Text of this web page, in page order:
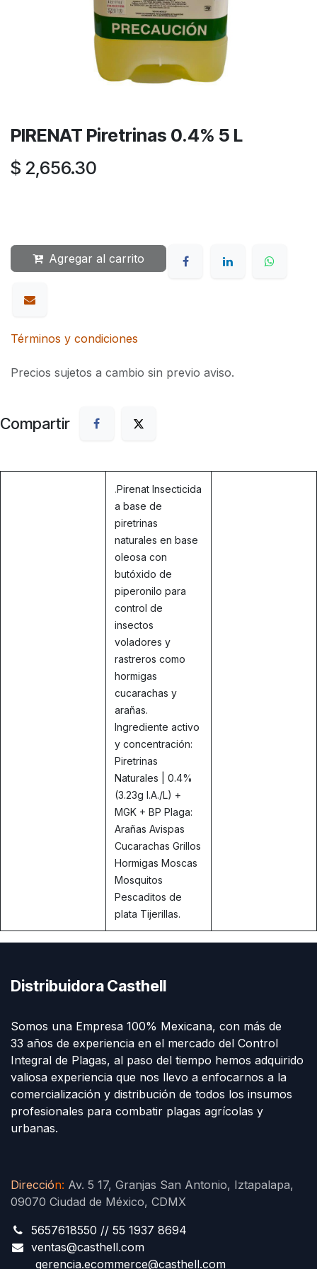
PIRENAT Piretrinas 0.4% 5 L
$ 2,656.30
Agregar al carrito
Términos y condiciones
Precios sujetos a cambio sin previo aviso.
Compartir
.Pirenat Insecticida
a base de
piretrinas
naturales en base
oleosa con
butóxido de
piperonilo para
control de
insectos
voladores y
rastreros como
hormigas
cucarachas y
arañas.
Ingrediente activo
y concentración:
Piretrinas
Naturales | 0.4%
(3.23g I.A./L) +
MGK + BP Plaga:
Arañas Avispas
Cucarachas Grillos
Hormigas Moscas
Mosquitos
Pescaditos de
plata Tijerillas.
Distribuidora Casthell
Somos una Empresa 100% Mexicana, con más de
33 años de experiencia en el mercado del Control
Integral de Plagas, al paso del tiempo hemos adquirido
valiosa experiencia que nos llevo a enfocarnos a la
comercialización y distribución de todos los insumos
profesionales para combatir plagas agrícolas y
urbanas.
Dirección: Av. 5 17, Granjas San Antonio, Iztapalapa,
09070 Ciudad de México, CDMX
5657618550 // 55 1937 8694
ventas@casthell.com
gerencia.ecommerce@casthell.com